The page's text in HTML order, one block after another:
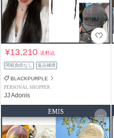
¥13,210送料込
関税負担なし 返品補償
BLACKPURPLE
PERSONAL SHOPPER
JJ Adonis